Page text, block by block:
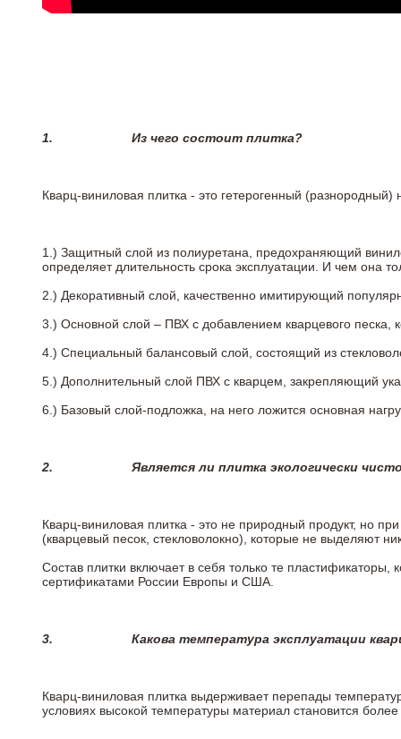
1. Из чего состоит плитка?
Кварц-виниловая плитка - это гетерогенный
1.) Защитный слой из полиуретана, предохраняющий
определяет длительность срока эксплуатации. И чем она
2.) Декоративный слой, качественно имитирующий
3.) Основной слой – ПВХ с добавлением кварцевого песка,
4.) Специальный балансовый слой, состоящий из
5.) Дополнительный слой ПВХ с кварцем, закрепляющий
6.) Базовый слой-подложка, на него ложится основная
2. Является ли плитка экологически
Кварц-виниловая плитка - это не природный продукт, но
(кварцевый песок, стекловолокно), которые не выделяют
Состав плитки включает в себя только те
сертификатами России Европы и США.
3. Какова температура эксплуатации
Кварц-виниловая плитка выдерживает перепады
условиях высокой температуры материал становится